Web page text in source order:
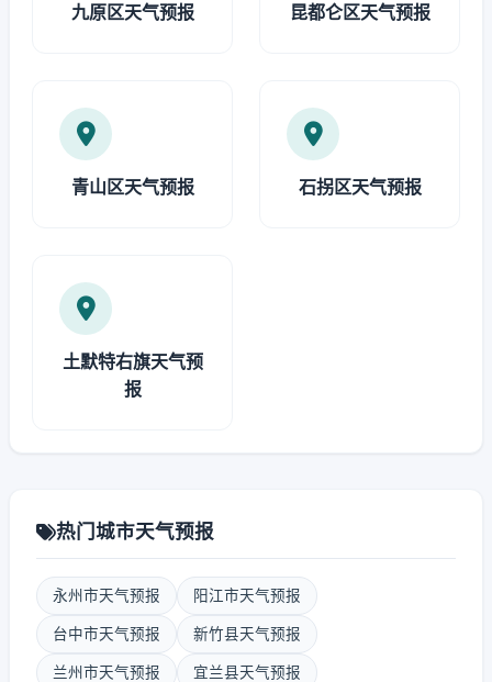
九原区天气预报 昆都仑区天气预报
青山区天气预报 石拐区天气预报
土默特右旗天气预
报
热门城市天气预报
永州市天气预报 阳江市天气预报
台中市天气预报 新竹县天气预报
兰州市天气预报 宜兰县天气预报